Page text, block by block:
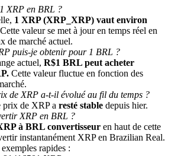
commissions !
XRP en BRL ?
1 XRP (XRP_XRP) vaut environ
Cette valeur se met à jour en temps réel en
de marché actuel.
puis-je obtenir pour 1 BRL ?
actuel, R$1 BRL peut acheter
Cette valeur fluctue en fonction des
de XRP a-t-il évolué au fil du temps ?
prix de XRP a resté stable depuis hier.
XRP en BRL ?
à BRL convertisseur en haut de cette
instantanément XRP en Brazilian Real.
rapides :